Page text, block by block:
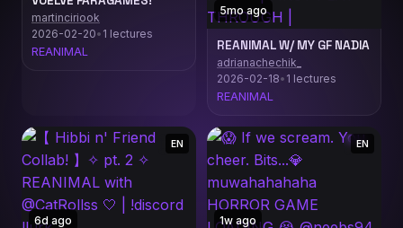
martinciriook
2026-02-20• 1 lectures
REANIMAL
5mo ago
REANIMAL W/ MY GF NADIA |
adrianachechik_
2026-02-18• 1 lectures
REANIMAL
6d ago
EN
1w ago
EN